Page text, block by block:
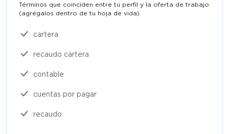
Términos que coinciden entre tu perfil y la oferta de trabajo
(agrégalos dentro de tu hoja de vida)​
cartera
recaudo cartera
contable
cuentas por pagar
recaudo